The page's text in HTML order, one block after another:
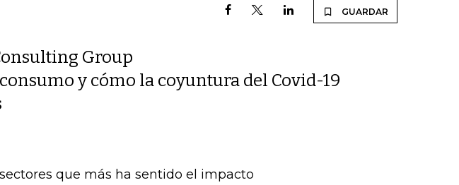
GUARDAR
Group
y cómo la coyuntura del Covid-19
que más ha sentido el impacto